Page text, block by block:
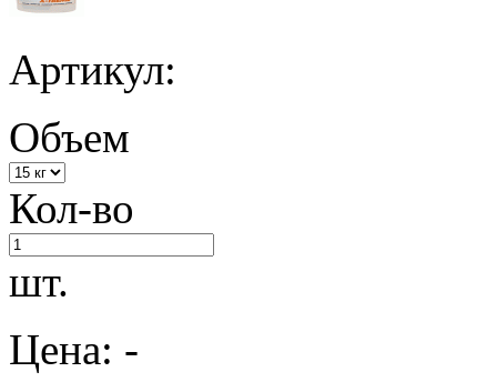
Артикул:
Объем
Кол-во
шт.
Цена: -